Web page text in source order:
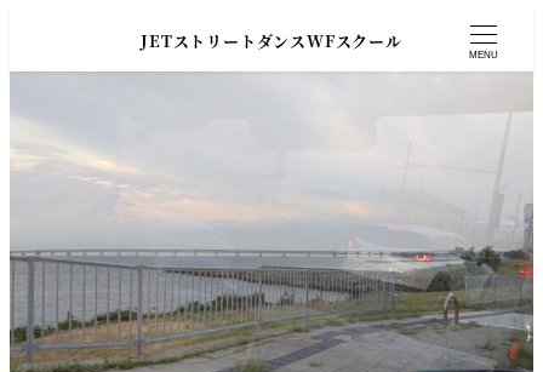
JETストリートダンスWFスクール
MENU